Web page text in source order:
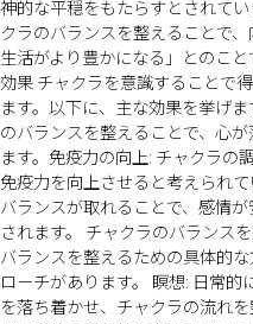
神的な平穏をもたらすとされて
クラのバランスを整えることで
生活がより豊かになる」とのこ
効果 チャクラを意識することで
ます。以下に、主な効果を挙げ
のバランスを整えることで、心
ます。免疫力の向上: チャクラの
免疫力を向上させると考えられ
バランスが取れることで、感情
されます。 チャクラのバランス
バランスを整えるための具体的
ローチがあります。 瞑想: 日常
を落ち着かせ、チャクラの流れ